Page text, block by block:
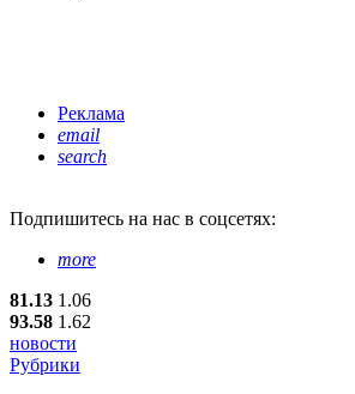
Реклама
email
search
Подпишитесь на нас в соцсетях:
more
81.13 1.06
93.58 1.62
новости
Рубрики